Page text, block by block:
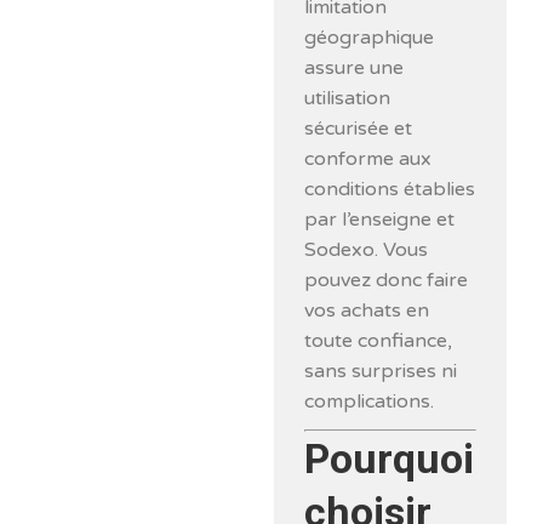
limitation
géographique
assure une
utilisation
sécurisée et
conforme aux
conditions établies
par l’enseigne et
Sodexo. Vous
pouvez donc faire
vos achats en
toute confiance,
sans surprises ni
complications.
Pourquoi
choisir